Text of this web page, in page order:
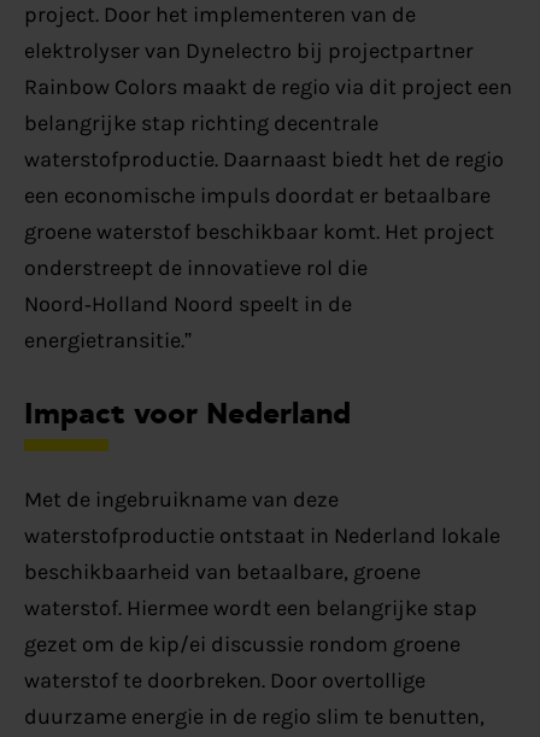
project. Door het implementeren van de
elektrolyser van Dynelectro bij projectpartner
Rainbow Colors maakt de regio via dit project een
belangrijke stap richting decentrale
waterstofproductie. Daarnaast biedt het de regio
een economische impuls doordat er betaalbare
groene waterstof beschikbaar komt. Het project
onderstreept de innovatieve rol die
Noord‑Holland Noord speelt in de
energietransitie.”
Impact voor Nederland
Met de ingebruikname van deze
waterstofproductie ontstaat in Nederland lokale
beschikbaarheid van betaalbare, groene
waterstof. Hiermee wordt een belangrijke stap
gezet om de kip/ei discussie rondom groene
waterstof te doorbreken. Door overtollige
duurzame energie in de regio slim te benutten,